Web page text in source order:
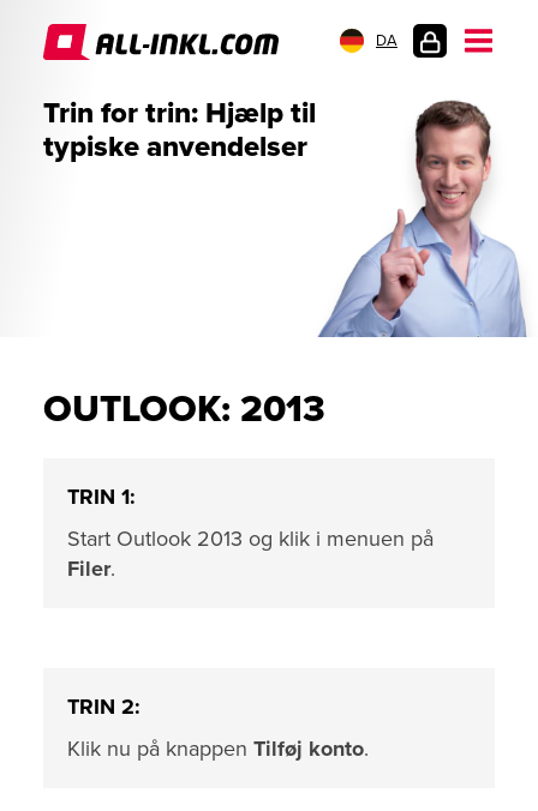
DA
Trin for trin: Hjælp til
typiske anvendelser
OUTLOOK: 2013
TRIN 1:
Start Outlook 2013 og klik i menuen på
Filer.
TRIN 2:
Klik nu på knappen Tilføj konto.